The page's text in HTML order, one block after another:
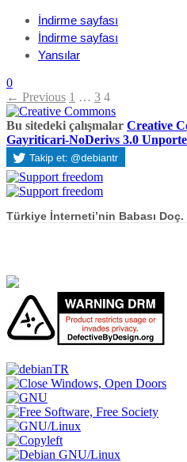
İndirme sayfası
İndirme sayfası
Yansılar
0
← Previous 1 … 3 4
Bu sitedeki çalışmalar Creative
Gayriticari-NoDerivs 3.0
Türkiye İnterneti’nin Babası Doç.